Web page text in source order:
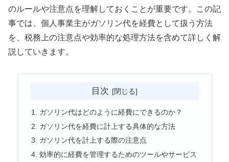
のルールや注意点を理解しておくことが重要です。この記
事では、個人事業主がガソリン代を経費として扱う方法
を、税務上の注意点や効率的な処理方法を含めて詳しく解
説していきます。
目次
ガソリン代はどのように経費にできるのか？
ガソリン代を経費に計上する具体的な方法
ガソリン代を計上する際の注意点
効率的に経費を管理するためのツールやサービス